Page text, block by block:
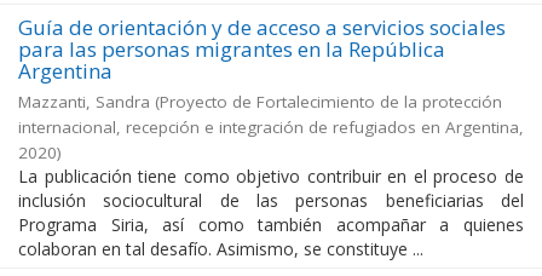
Guía de orientación y de acceso a servicios sociales
para las personas migrantes en la República
Argentina
Mazzanti, Sandra (Proyecto de Fortalecimiento de la protección
internacional, recepción e integración de refugiados en Argentina,
2020)
La publicación tiene como objetivo contribuir en el proceso de
inclusión sociocultural de las personas beneficiarias del
Programa Siria, así como también acompañar a quienes
colaboran en tal desafío. Asimismo, se constituye ...